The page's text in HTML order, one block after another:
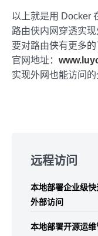
以上就是用 Docker
路由侠内网穿透实
要对路由侠有更多
官网地址：
实现外网也能访问的
footer
远程访问
本地部署企业级
外部访问
本地部署开源运